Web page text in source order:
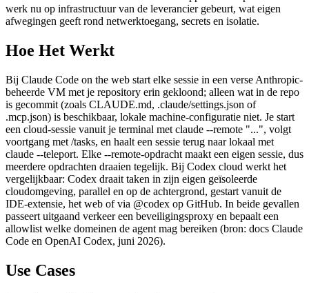
werk nu op infrastructuur van de leverancier gebeurt, wat eigen
afwegingen geeft rond netwerktoegang, secrets en isolatie.
Hoe Het Werkt
Bij Claude Code on the web start elke sessie in een verse Anthropic-
beheerde VM met je repository erin gekloond; alleen wat in de repo
is gecommit (zoals CLAUDE.md, .claude/settings.json of
.mcp.json) is beschikbaar, lokale machine-configuratie niet. Je start
een cloud-sessie vanuit je terminal met claude --remote "...", volgt
voortgang met /tasks, en haalt een sessie terug naar lokaal met
claude --teleport. Elke --remote-opdracht maakt een eigen sessie, dus
meerdere opdrachten draaien tegelijk. Bij Codex cloud werkt het
vergelijkbaar: Codex draait taken in zijn eigen geïsoleerde
cloudomgeving, parallel en op de achtergrond, gestart vanuit de
IDE-extensie, het web of via @codex op GitHub. In beide gevallen
passeert uitgaand verkeer een beveiligingsproxy en bepaalt een
allowlist welke domeinen de agent mag bereiken (bron: docs Claude
Code en OpenAI Codex, juni 2026).
Use Cases